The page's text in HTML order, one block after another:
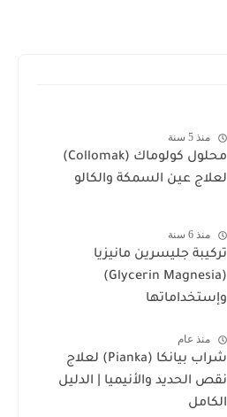
منذ 5 سنة
محلول كولوماك (Collomak)
لعلاج عين السمكة والكالو
منذ 6 سنة
تركيبة جليسرين مانيزيا
(Glycerin Magnesia)
وإستخداماتها
منذ عام
شراب بيانكا (Pianka) لعلاج
نقص الحديد والأنيميا | الدليل
الكامل